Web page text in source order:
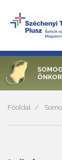
Főoldal